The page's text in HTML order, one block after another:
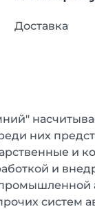
Доставка
них
и
и
систем